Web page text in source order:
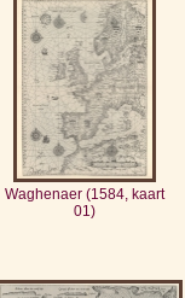
Waghenaer (1584, kaart
01)